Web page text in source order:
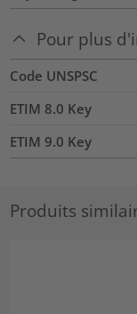
Pour plus
Code UNSPSC
ETIM 8.0 Key
ETIM 9.0 Key
Produits